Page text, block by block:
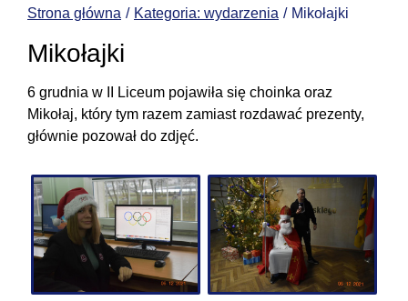
Strona główna Kategoria: wydarzenia Mikołajki
Mikołajki
6 grudnia w II Liceum pojawiła się choinka oraz
Mikołaj, który tym razem zamiast rozdawać prezenty,
głównie pozował do zdjęć.